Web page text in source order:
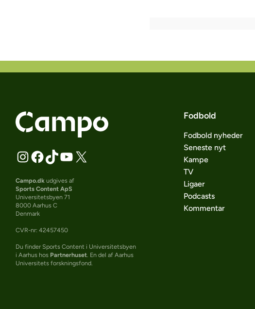
Campo.dk udgives af
Sports Content ApS
Universitetsbyen 71
8000 Aarhus C
Denmark
CVR-nr: 42457450
Du finder Sports Content i Universitetsbyen
i Aarhus hos Partnerhuset . En del af Aarhus
Universitets forskningsfond.
Fodbold
Fodbold nyheder
Seneste nyt
Kampe
TV
Ligaer
Podcasts
Kommentar